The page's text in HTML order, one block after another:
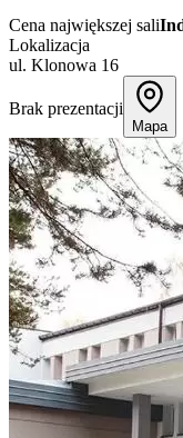
Cena największej sali
Lokalizacja
ul. Klonowa 16
Brak prezentacji
Mapa